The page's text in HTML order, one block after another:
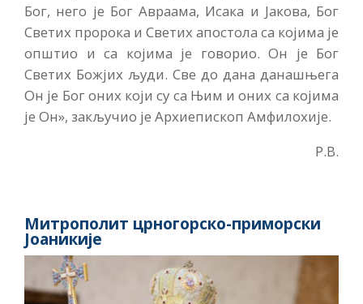
Бог, него је Бог Авраама, Исака и Јакова, Бог
Светих пророка и Светих апостола са којима је
општио и са којима је говорио. Он је Бог
Светих Божјих људи. Све до дана данашњега
Он је Бог оних који су са Њим и оних са којима
је Он», закључио је Архиепископ Амфилохије.
Р.В.
Митрополит црногорско-приморски
Јоаникије